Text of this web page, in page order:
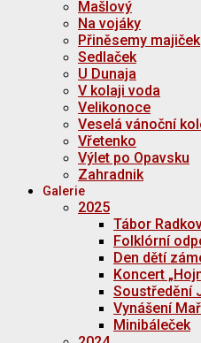
Mašlový
Na vojáky
Přiněsemy majiček
Sedlaček
U Dunaja
V kolaji voda
Velikonoce
Veselá vánoční
Vřetenko
Výlet po Opavsku
Zahradnik
Galerie
2025
Tábor
Folklórní
Den dětí
Koncert
Soustředění
Vynášení
Minibáleček